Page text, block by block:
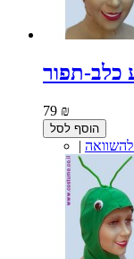
כלב-תפור
79 ₪
הוסף לסל
|